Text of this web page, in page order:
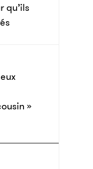
qu’ils
»